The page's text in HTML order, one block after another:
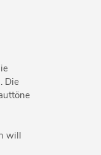
Die
will